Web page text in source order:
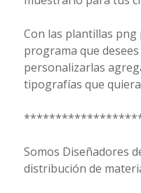
Con las plantillas
programa que
personalizarlas
tipografías que
Somos Diseñadores
distribución de